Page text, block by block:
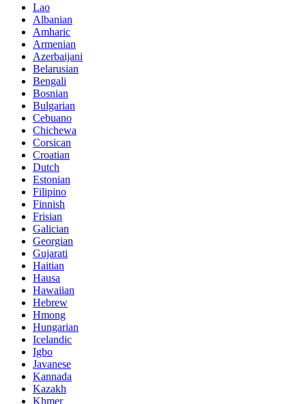
Lao
Albanian
Amharic
Armenian
Azerbaijani
Belarusian
Bengali
Bosnian
Bulgarian
Cebuano
Chichewa
Corsican
Croatian
Dutch
Estonian
Filipino
Finnish
Frisian
Galician
Georgian
Gujarati
Haitian
Hausa
Hawaiian
Hebrew
Hmong
Hungarian
Icelandic
Igbo
Javanese
Kannada
Kazakh
Khmer